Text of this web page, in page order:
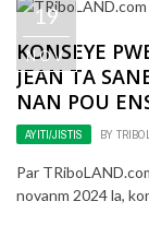
19
NOV
KONSEYE
JEAN TA
NAN POU
AYITI/JISTIS BY
Par
novanm 2024 la,